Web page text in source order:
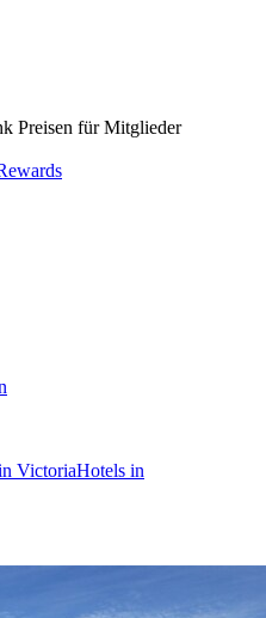
Preisen für Mitglieder
VictoriaHotels in